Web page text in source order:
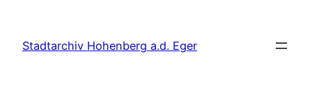
springen
Stadtarchiv Hohenberg a.d. Eger